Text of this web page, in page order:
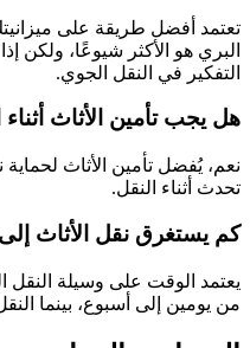
تعتمد أفضل طريقة على
البري هو الأكثر شيوعًا، ولكن
التفكير في النقل الجوي.
هل يجب تأمين الأثاث أثناء
نعم، يُفضل تأمين الأثاث
تحدث أثناء النقل.
كم يستغرق نقل الأثاث
يعتمد الوقت على وسيلة النقل
من يومين إلى أسبوع، بينما